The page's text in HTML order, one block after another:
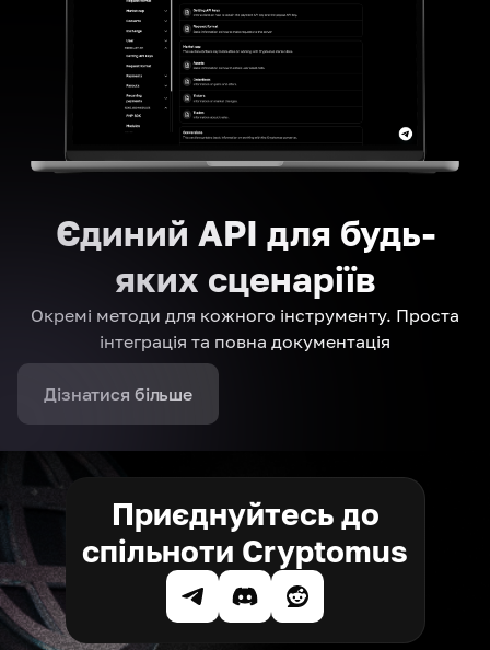
Єдиний API для будь-
яких сценаріїв
Окремі методи для кожного інструменту. Проста
інтеграція та повна документація
Дізнатися більше
Приєднуйтесь до
спільноти Cryptomus